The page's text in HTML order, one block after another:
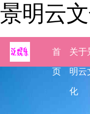
景明云
首
页
关于
明云
化